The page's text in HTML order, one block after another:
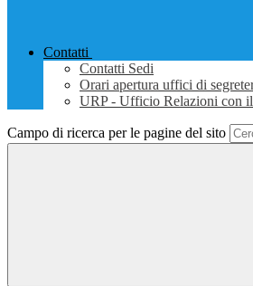
Contatti
Contatti Sedi
Orari apertura uffici di
URP - Ufficio Relazioni con
Campo di ricerca per le pagine del sito